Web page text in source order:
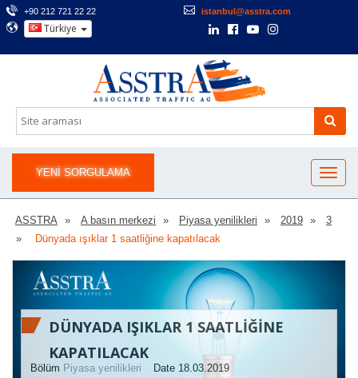
+90 212 721 22 22 istanbul@asstra.com
Türkiye
YENI SORGULAMA
ASSTRA A basın merkezi Piyasa yenilikleri 2019
3
Dünyada ışıklar 1 saatliğine kapatılacak
DÜNYADA IŞIKLAR 1 SAATLIĞINE
KAPATILACAK
Bölüm Piyasa yenilikleri Date 18.03.2019